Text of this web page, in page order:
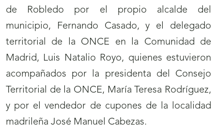
de Robledo por el propio alcalde del
municipio, Fernando Casado, y el delegado
territorial de la ONCE en la Comunidad de
Madrid, Luis Natalio Royo, quienes estuvieron
acompañados por la presidenta del Consejo
Territorial de la ONCE, María Teresa Rodríguez,
y por el vendedor de cupones de la localidad
madrileña José Manuel Cabezas.